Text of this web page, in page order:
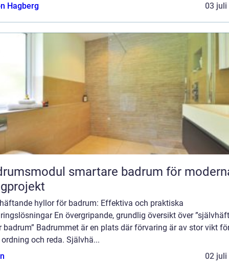
Hagberg
03 juli
smartare badrum för moderna
hyllor för badrum: Effektiva och praktiska
En övergripande, grundlig översikt över
badrum” Badrummet är en plats där förvaring är av stor vikt
och reda. Självhä...
02 juli